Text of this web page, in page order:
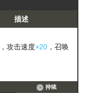
描述
，攻击速度+20 ，召唤
持续